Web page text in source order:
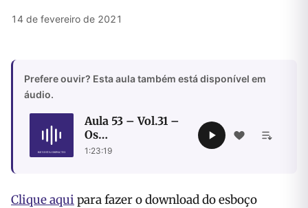
14 de fevereiro de 2021
Prefere ouvir? Esta aula também está disponível em
áudio.
Aula 53 – Vol.31 –
Os
acontecimentos da
1:23:19
Clique aqui para fazer o download do esboço